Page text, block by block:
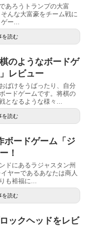
あろうトランプの大富
んな大富豪をチーム戦に
ー...
を読む
のようなボードゲ
レビュー
ばけをうばったり、自分
ードゲームです。将棋の
となるような様々...
を読む
ボードゲーム「ジ
！
ドにあるラジャスタン州
ヤーであるあなたは商人
も裕福に...
を読む
ックヘッドをレビ